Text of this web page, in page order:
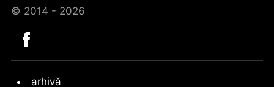
© 2014 - 2026
arhivă